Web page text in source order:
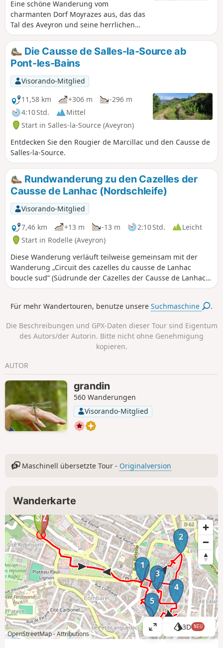
Eine schöne Wanderung vom
charmanten Dorf Moyrazes aus, das das
Tal des Aveyron und seine herrlichen
Panoramen überragt.
Die Causse de Salles-la-Source ab
Pont-les-Bains
Visorando-Mitglied
11,58 km
+306 m
-296 m
4:10 Std.
Mittel
Start in Salles-la-Source (Aveyron)
Entdecken Sie den Rougier de Marcillac und den Causse de
Salles-la-Source.
Rundwanderung zu den Cazelles der
Causse de Lanhac (Nordschleife)
Visorando-Mitglied
7,46 km
+13 m -13 m 2:10 Std.
Leicht
Start in Rodelle (Aveyron)
Diese Wanderung verläuft teilweise gemeinsam mit der
Wanderung „Circuit des cazelles du causse de Lanhac
boucle sud” (Südrunde der Cazelles der Causse de Lanhac).
Die Route ist bis zum Punkt (4) für beide Rundwege gleich.
und Flora auch ein bedeutendes kulturelles Erbe bewahrt.
Verein von Freiwilligen, der dem Foyer Rural von Rodelle
angegliedert ist, hat vor einigen Jahren mit der
Restaurierung dieser vom Zahn der Zeit gezeichneten
Gebäude begonnen. Auf dieser Wanderung können Sie den
Für mehr Wandertouren, benutze unsereSuchmaschine .
Die Beschreibungen und GPX-Daten dieser Tour sind Eigentum
des Autors/der Autorin. Bitte nicht ohne Genehmigung
kopieren.
AUTOR
grandin
560 Wanderungen
Visorando-Mitglied
Maschinell übersetzte Tour - Originalversion
Wanderkarte
1
2
3
4
5
OpenStreetMap -Attributions
K
a
3D NEU